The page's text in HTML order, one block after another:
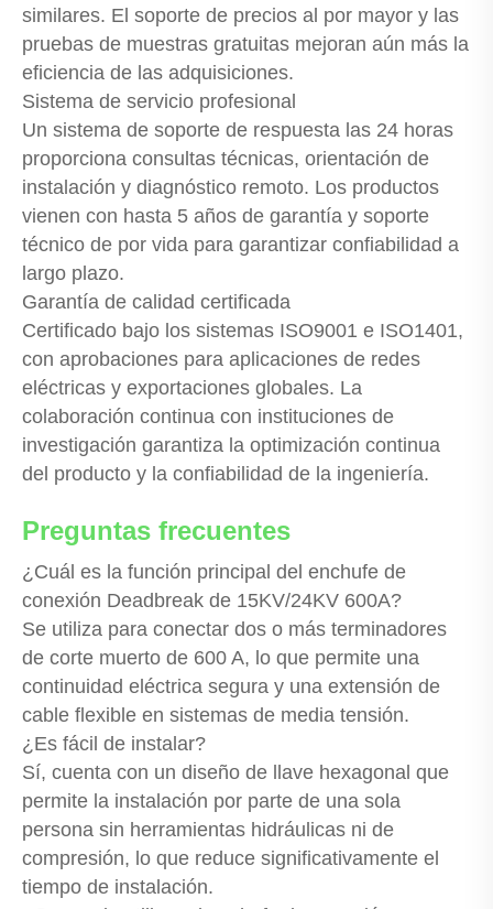
similares. El soporte de precios al por mayor y las
pruebas de muestras gratuitas mejoran aún más la
eficiencia de las adquisiciones.
Sistema de servicio profesional
Un sistema de soporte de respuesta las 24 horas
proporciona consultas técnicas, orientación de
instalación y diagnóstico remoto. Los productos
vienen con hasta 5 años de garantía y soporte
técnico de por vida para garantizar confiabilidad a
largo plazo.
Garantía de calidad certificada
Certificado bajo los sistemas ISO9001 e ISO1401,
con aprobaciones para aplicaciones de redes
eléctricas y exportaciones globales. La
colaboración continua con instituciones de
investigación garantiza la optimización continua
del producto y la confiabilidad de la ingeniería.
Preguntas frecuentes
¿Cuál es la función principal del enchufe de
conexión Deadbreak de 15KV/24KV 600A?
Se utiliza para conectar dos o más terminadores
de corte muerto de 600 A, lo que permite una
continuidad eléctrica segura y una extensión de
cable flexible en sistemas de media tensión.
¿Es fácil de instalar?
Sí, cuenta con un diseño de llave hexagonal que
permite la instalación por parte de una sola
persona sin herramientas hidráulicas ni de
compresión, lo que reduce significativamente el
tiempo de instalación.